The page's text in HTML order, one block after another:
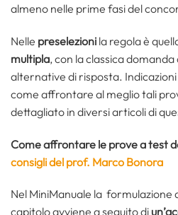
almeno nelle prime fasi del
Nelle preselezioni la regola è
multipla, con la classica
alternative di risposta.
come affrontare al meglio tali
dettagliato in diversi articoli di
Come affrontare le prove a test
consigli del prof. Marco Bonora
Nel MiniManuale la formulazione
capitolo avviene a seguito di